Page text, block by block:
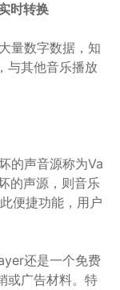
时转换
量数字数据，知
与其他音乐播放
的声音源称为Va
的声源，则音乐
便捷功能，用户
还是一个免费
或广告材料。特